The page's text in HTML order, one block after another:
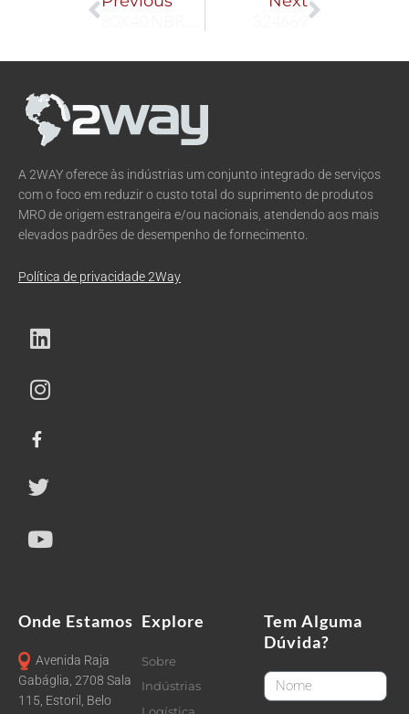
A 2WAY oferece às indústrias um conjunto integrado de serviços
com o foco em reduzir o custo total do suprimento de produtos
MRO de origem estrangeira e/ou nacionais, atendendo aos mais
elevados padrões de desempenho de fornecimento.
Política de privacidade 2Way
Onde Estamos
Avenida Raja
Gabáglia, 2708 Sala
115, Estoril, Belo
Explore
Sobre
Indústrias
Tem Alguma
Dúvida?
FirstName